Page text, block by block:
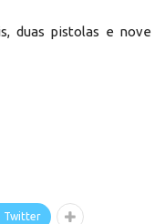
duas pistolas e nove
Twitter